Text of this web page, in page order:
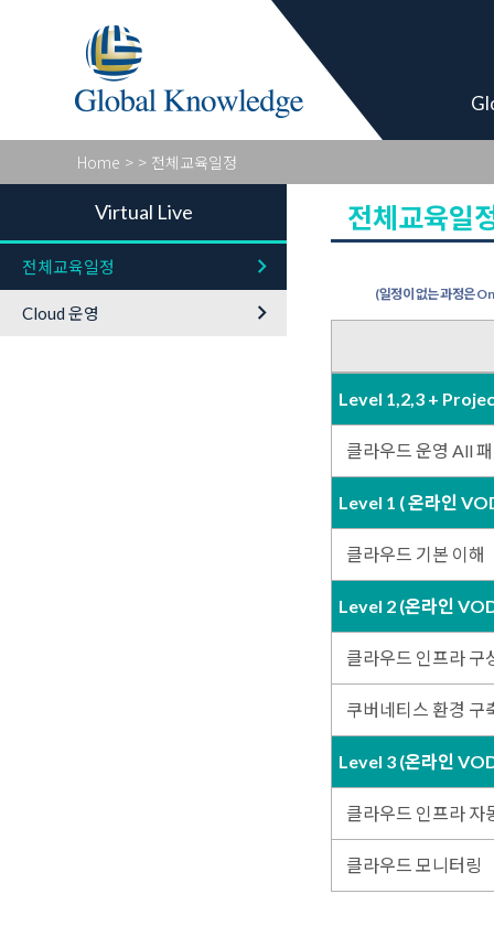
Virtual Live
Home > > 전체교육일정
Virtual Live
전체교육일정 keyboard_arrow_right
Cloud 운영 keyboard_arrow_right
전체교육일
(일정이 없는 과정은
Level 1,2,3 +
클라우드 운영 All
Level 1 ( 온라인
클라우드 기본 이해
Level 2 (온라인
클라우드 인프라 구
쿠버네티스 환경 구
Level 3 (온라인
클라우드 인프라 자
클라우드 모니터링